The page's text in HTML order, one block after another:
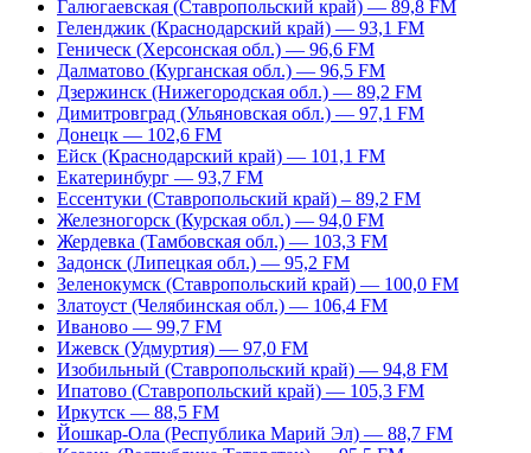
Галюгаевская (Ставропольский край) — 89,8 FM
Геленджик (Краснодарский край) — 93,1 FM
Геническ (Херсонская обл.) — 96,6 FM
Далматово (Курганская обл.) — 96,5 FM
Дзержинск (Нижегородская обл.) — 89,2 FM
Димитровград (Ульяновская обл.) — 97,1 FM
Донецк — 102,6 FM
Ейск (Краснодарский край) — 101,1 FM
Екатеринбург — 93,7 FM
Ессентуки (Ставропольский край) – 89,2 FM
Железногорск (Курская обл.) — 94,0 FM
Жердевка (Тамбовская обл.) — 103,3 FM
Задонск (Липецкая обл.) — 95,2 FM
Зеленокумск (Ставропольский край) — 100,0 FM
Златоуст (Челябинская обл.) — 106,4 FM
Иваново — 99,7 FM
Ижевск (Удмуртия) — 97,0 FM
Изобильный (Ставропольский край) — 94,8 FM
Ипатово (Ставропольский край) — 105,3 FM
Иркутск — 88,5 FM
Йошкар-Ола (Республика Марий Эл) — 88,7 FM